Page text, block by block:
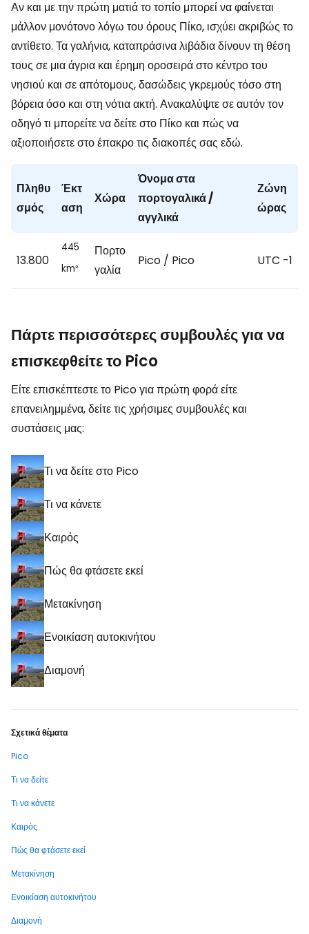
Αν και με την πρώτη ματιά το τοπίο μπορεί να φαίνεται
μάλλον μονότονο λόγω του όρους Πίκο, ισχύει ακριβώς το
αντίθετο. Τα γαλήνια, καταπράσινα λιβάδια δίνουν τη θέση
τους σε μια άγρια και έρημη οροσειρά στο κέντρο του
νησιού και σε απότομους, δασώδεις γκρεμούς τόσο στη
βόρεια όσο και στη νότια ακτή. Ανακαλύψτε σε αυτόν τον
οδηγό τι μπορείτε να δείτε στο Πίκο και πώς να
αξιοποιήσετε στο έπακρο τις διακοπές σας εδώ.
Πληθυ
σμός
Έκτ
αση
Χώρα
Όνομα στα
πορτογαλικά /
αγγλικά
Ζώνη
ώρας
13.800
445
km²
Πορτο
γαλία
Pico / Pico UTC -1
Πάρτε περισσότερες συμβουλές για να
επισκεφθείτε το Pico
Είτε επισκέπτεστε το Pico για πρώτη φορά είτε
επανειλημμένα, δείτε τις χρήσιμες συμβουλές και
συστάσεις μας:
Τι να δείτε στο Pico
Τι να κάνετε
Καιρός
Πώς θα φτάσετε εκεί
Μετακίνηση
Ενοικίαση αυτοκινήτου
Διαμονή
Σχετικά θέματα
Pico
Τι να δείτε
Τι να κάνετε
Καιρός
Πώς θα φτάσετε εκεί
Μετακίνηση
Ενοικίαση αυτοκινήτου
Διαμονή